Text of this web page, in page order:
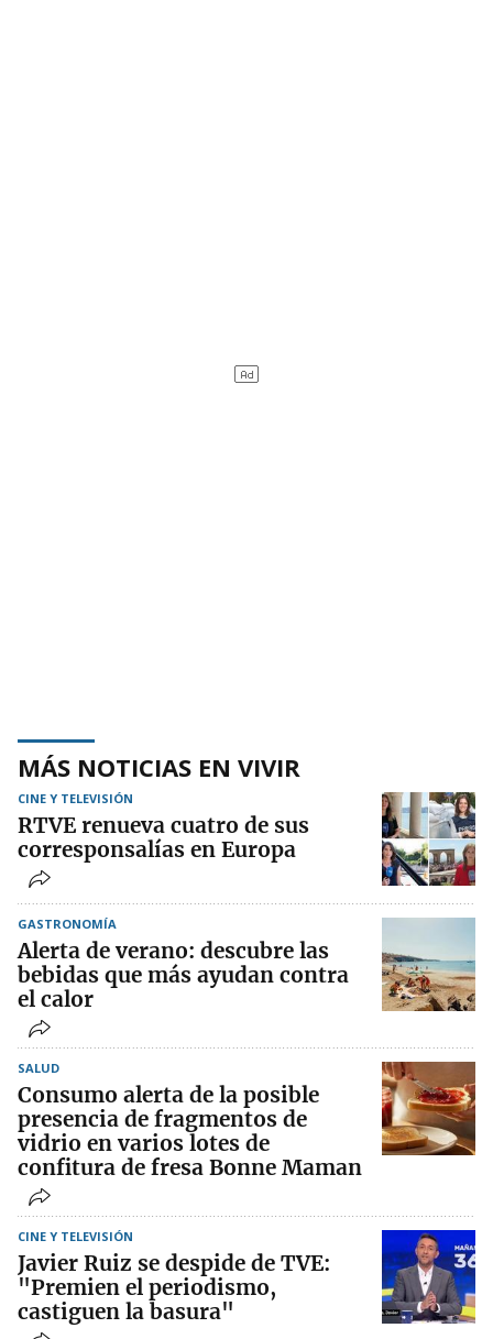
MÁS NOTICIAS EN VIVIR
CINE Y TELEVISIÓN
RTVE renueva cuatro de sus
corresponsalías en Europa
GASTRONOMÍA
Alerta de verano: descubre las
bebidas que más ayudan contra
el calor
SALUD
Consumo alerta de la posible
presencia de fragmentos de
vidrio en varios lotes de
confitura de fresa Bonne Maman
CINE Y TELEVISIÓN
Javier Ruiz se despide de TVE:
"Premien el periodismo,
castiguen la basura"